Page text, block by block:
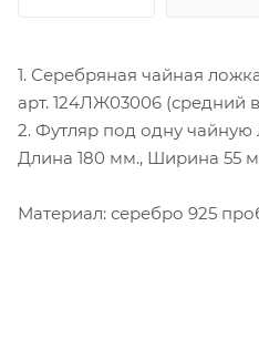
1. Серебряная чайная
арт. 124ЛЖ03006 (средний
2. Футляр под одну чайную
Длина 180 мм., Ширина 55
Материал: серебро 925